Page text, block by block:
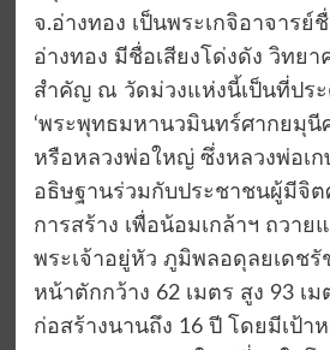
จ.อ่างทอง เป็นพระเกจิอาจารย์
อ่างทอง มีชื่อเสียงโด่งดัง วิทย
สำคัญ ณ วัดม่วงแห่งนี้เป็นที่ปร
‘พระพุทธมหานวมินทร์ศากยมุนี
หรือหลวงพ่อใหญ่ ซึ่งหลวงพ่อเ
อธิษฐานร่วมกับประชาชนผู้มีจิ
การสร้าง เพื่อน้อมเกล้าฯ ถวาย
พระเจ้าอยู่หัว ภูมิพลอดุลยเดช
หน้าตักกว้าง 62 เมตร สูง 93 เม
ก่อสร้างนานถึง 16 ปี โดยมีเป้า